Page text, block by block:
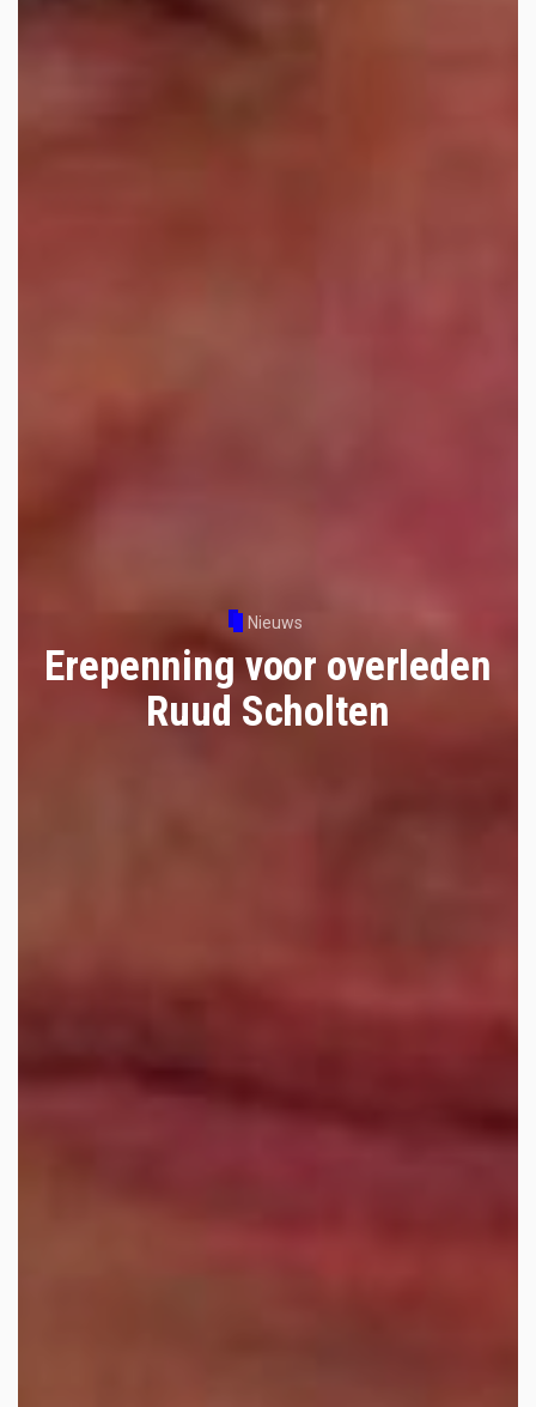
Nieuws
Erepenning voor overleden
Ruud Scholten